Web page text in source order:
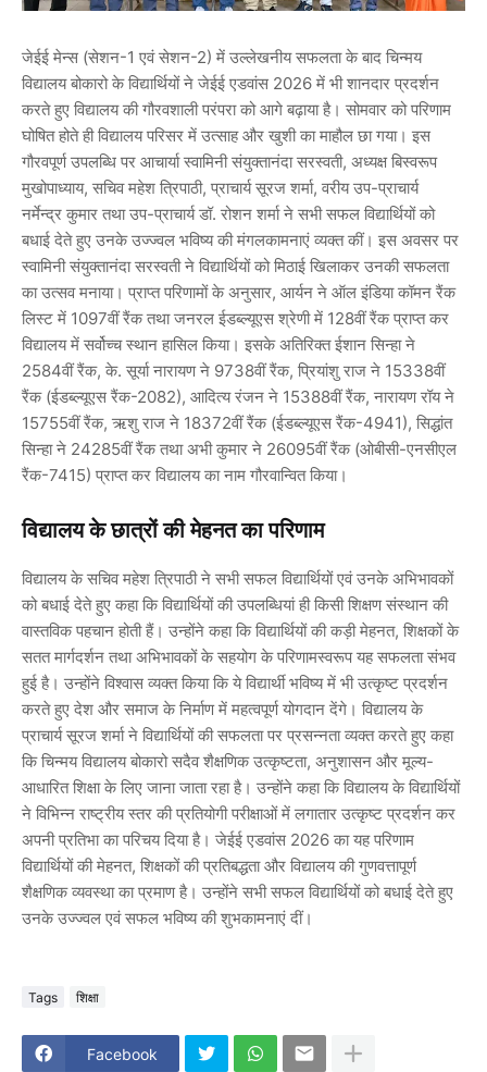
जेईई मेन्स (सेशन-1 एवं सेशन-2) में उल्लेखनीय सफलता के बाद चिन्मय
विद्यालय बोकारो के विद्यार्थियों ने जेईई एडवांस 2026 में भी शानदार प्रदर्शन
करते हुए विद्यालय की गौरवशाली परंपरा को आगे बढ़ाया है। सोमवार को परिणाम
घोषित होते ही विद्यालय परिसर में उत्साह और खुशी का माहौल छा गया। इस
गौरवपूर्ण उपलब्धि पर आचार्या स्वामिनी संयुक्तानंदा सरस्वती, अध्यक्ष बिस्वरूप
मुखोपाध्याय, सचिव महेश त्रिपाठी, प्राचार्य सूरज शर्मा, वरीय उप-प्राचार्य
नर्मेन्द्र कुमार तथा उप-प्राचार्य डॉ. रोशन शर्मा ने सभी सफल विद्यार्थियों को
बधाई देते हुए उनके उज्ज्वल भविष्य की मंगलकामनाएं व्यक्त कीं। इस अवसर पर
स्वामिनी संयुक्तानंदा सरस्वती ने विद्यार्थियों को मिठाई खिलाकर उनकी सफलता
का उत्सव मनाया। प्राप्त परिणामों के अनुसार, आर्यन ने ऑल इंडिया कॉमन रैंक
लिस्ट में 1097वीं रैंक तथा जनरल ईडब्ल्यूएस श्रेणी में 128वीं रैंक प्राप्त कर
विद्यालय में सर्वोच्च स्थान हासिल किया। इसके अतिरिक्त ईशान सिन्हा ने
2584वीं रैंक, के. सूर्या नारायण ने 9738वीं रैंक, प्रियांशु राज ने 15338वीं
रैंक (ईडब्ल्यूएस रैंक-2082), आदित्य रंजन ने 15388वीं रैंक, नारायण रॉय ने
15755वीं रैंक, ऋशु राज ने 18372वीं रैंक (ईडब्ल्यूएस रैंक-4941), सिद्धांत
सिन्हा ने 24285वीं रैंक तथा अभी कुमार ने 26095वीं रैंक (ओबीसी-एनसीएल
रैंक-7415) प्राप्त कर विद्यालय का नाम गौरवान्वित किया।
विद्यालय के छात्रों की मेहनत का परिणाम
विद्यालय के सचिव महेश त्रिपाठी ने सभी सफल विद्यार्थियों एवं उनके अभिभावकों
को बधाई देते हुए कहा कि विद्यार्थियों की उपलब्धियां ही किसी शिक्षण संस्थान की
वास्तविक पहचान होती हैं। उन्होंने कहा कि विद्यार्थियों की कड़ी मेहनत, शिक्षकों के
सतत मार्गदर्शन तथा अभिभावकों के सहयोग के परिणामस्वरूप यह सफलता संभव
हुई है। उन्होंने विश्वास व्यक्त किया कि ये विद्यार्थी भविष्य में भी उत्कृष्ट प्रदर्शन
करते हुए देश और समाज के निर्माण में महत्वपूर्ण योगदान देंगे। विद्यालय के
प्राचार्य सूरज शर्मा ने विद्यार्थियों की सफलता पर प्रसन्नता व्यक्त करते हुए कहा
कि चिन्मय विद्यालय बोकारो सदैव शैक्षणिक उत्कृष्टता, अनुशासन और मूल्य-
आधारित शिक्षा के लिए जाना जाता रहा है। उन्होंने कहा कि विद्यालय के विद्यार्थियों
ने विभिन्न राष्ट्रीय स्तर की प्रतियोगी परीक्षाओं में लगातार उत्कृष्ट प्रदर्शन कर
अपनी प्रतिभा का परिचय दिया है। जेईई एडवांस 2026 का यह परिणाम
विद्यार्थियों की मेहनत, शिक्षकों की प्रतिबद्धता और विद्यालय की गुणवत्तापूर्ण
शैक्षणिक व्यवस्था का प्रमाण है। उन्होंने सभी सफल विद्यार्थियों को बधाई देते हुए
उनके उज्ज्वल एवं सफल भविष्य की शुभकामनाएं दीं।
Tags शिक्षा
Facebook